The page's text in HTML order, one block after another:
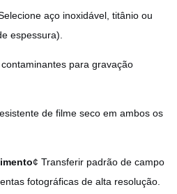
aço inoxidável, titânio ou
espessura).
para gravação
de filme seco em ambos os
¢ Transferir padrão de campo
fotográficas de alta resolução.